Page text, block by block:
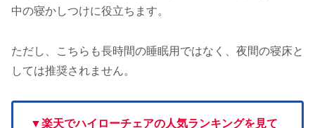
中の寝かしつけに役立ちます。
ただし、こちらも長時間の睡眠用ではなく、夜間の寝床と
しては推奨されません。
▼楽天でハイローチェアの人気ランキングを見て